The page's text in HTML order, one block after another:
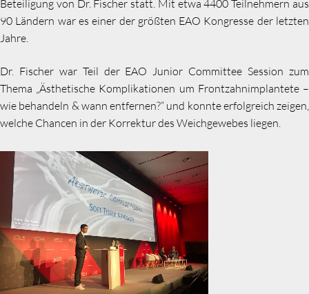
Beteiligung von Dr. Fischer statt. Mit etwa 4400 Teilnehmern aus
90 Ländern war es einer der größten EAO Kongresse der letzten
Jahre.
Dr. Fischer war Teil der EAO Junior Committee Session zum
Thema „Ästhetische Komplikationen um Frontzahnimplantete –
wie behandeln & wann entfernen?“ und konnte erfolgreich zeigen,
welche Chancen in der Korrektur des Weichgewebes liegen.